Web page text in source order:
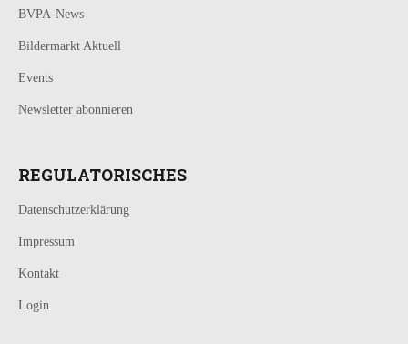
BVPA-News
Bildermarkt Aktuell
Events
Newsletter abonnieren
REGULATORISCHES
Datenschutzerklärung
Impressum
Kontakt
Login